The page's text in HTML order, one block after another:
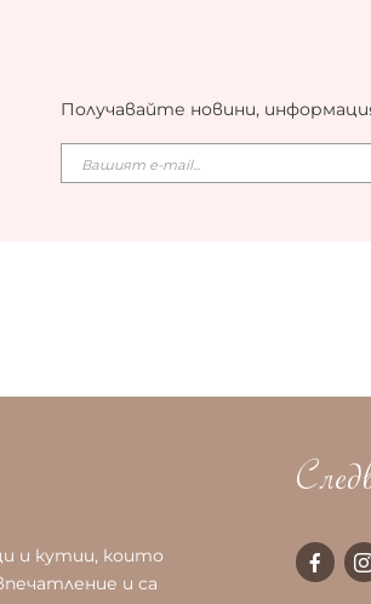
Получавайте новини,
и кутии, които
и са